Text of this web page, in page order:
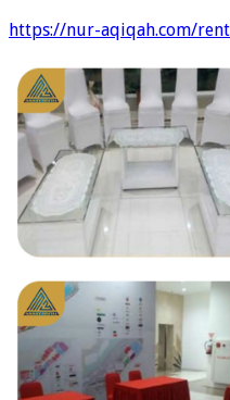
https://nur-aqiqah.com/